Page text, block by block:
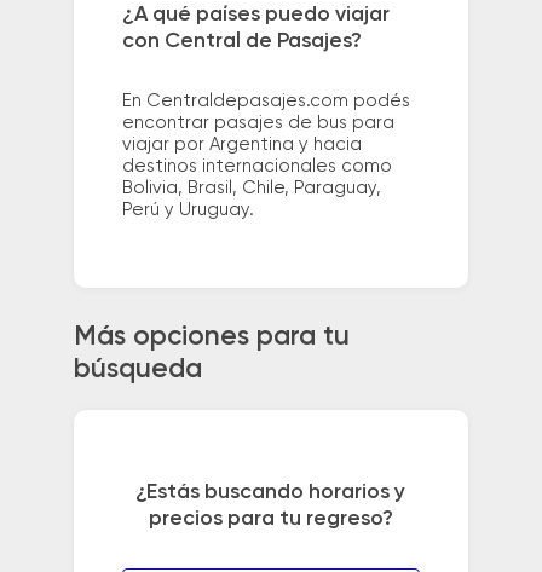
¿A qué países puedo viajar
con Central de Pasajes?
En Centraldepasajes.com podés
encontrar pasajes de bus para
viajar por Argentina y hacia
destinos internacionales como
Bolivia, Brasil, Chile, Paraguay,
Perú y Uruguay.
Más opciones para tu
búsqueda
¿Estás buscando horarios y
precios para tu regreso?